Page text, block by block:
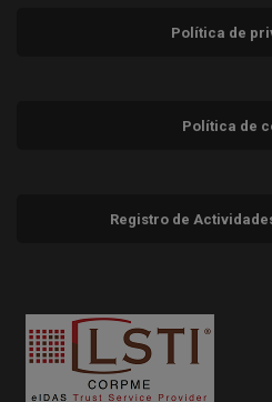
Política de
Política de
Registro de